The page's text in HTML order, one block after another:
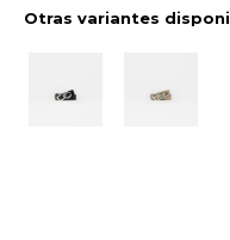
Otras variantes